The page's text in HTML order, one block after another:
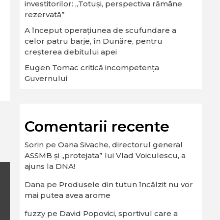
investitorilor: „Totuși, perspectiva rămâne
rezervată”
A început operaţiunea de scufundare a
celor patru barje, în Dunăre, pentru
creşterea debitului apei
Eugen Tomac critică incompetența
Guvernului
Comentarii recente
Sorin pe Oana Sivache, directorul general
ASSMB și „protejata” lui Vlad Voiculescu, a
ajuns la DNA!
Dana pe Produsele din tutun încălzit nu vor
mai putea avea arome
fuzzype David Popovici, sportivul care a